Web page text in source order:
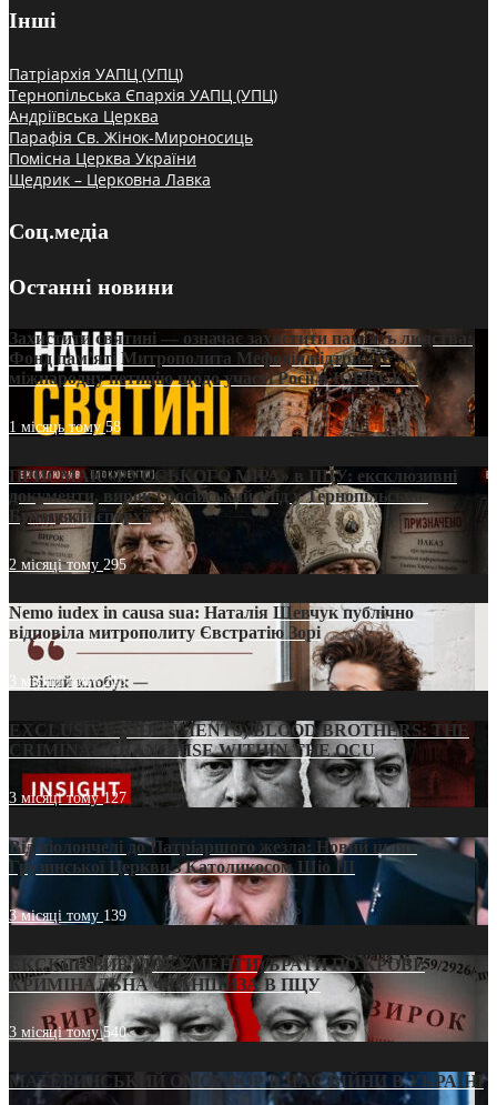
Інші
Патріархія УАПЦ (УПЦ)
Тернопільська Єпархія УАПЦ (УПЦ)
Андріївська Церква
Парафія Св. Жінок-Мироносиць
Помісна Церква України
Щедрик – Церковна Лавка
Соц.медіа
Останні новини
Захистити святині — означає захистити пам’ять людства:
Фонд пам’яті Митрополита Мефодія підтримує
міжнародну петицію щодо участі Росії в ЮНЕСКО
1 місяць тому58
ПРИСМАК «РУССЬКОГО МІРА» в ПЦУ: ексклюзивні
документи, вирок і російський слід у Тернопільсько-
Бучацькій єпархії
2 місяці тому 295
Nemo iudex in causa sua: Наталія Шевчук публічно
відповіла митрополиту Євстратію Зорі
3 місяці тому213
EXCLUSIVE (DOCUMENTS)/BLOOD BROTHERS: THE
CRIMINAL FRANCHISE WITHIN THE OCU
3 місяці тому127
Від віолончелі до Патріаршого жезла: Новий шлях
Грузинської Церкви з Католикосом Шіо III
3 місяці тому 139
ЕКСКЛЮЗИВ (ДОКУМЕНТИ)/БРАТИ ПО КРОВІ:
КРИМІНАЛЬНА ФРАНШИЗА В ПЦУ
3 місяці тому540
МАТЕРИНСЬКИЙ ОМОРФОР В ЧАС ВІЙНИ В УКРАЇНІ